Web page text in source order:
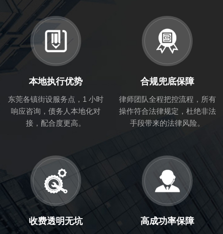
本地执行优势
东莞各镇街设服务点，1 小时
响应咨询，债务人本地化对
接，配合度更高。
合规兜底保障
律师团队全程把控流程，所有
操作符合法律规定，杜绝非法
手段带来的法律风险。
收费透明无坑 高成功率保障